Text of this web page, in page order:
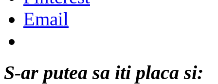
Email
S-ar putea sa iti placa si: